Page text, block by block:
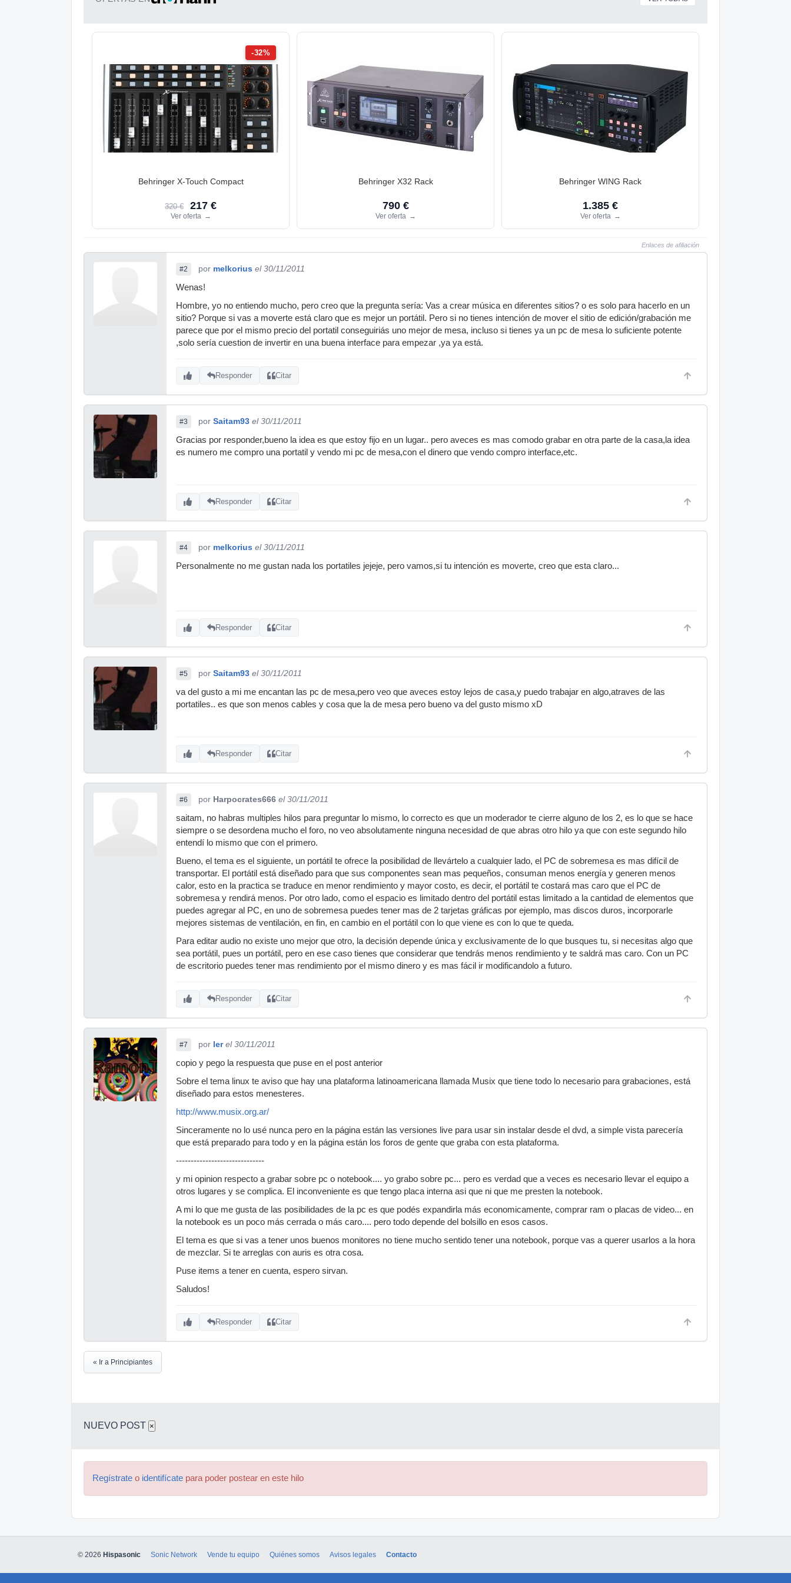
-32%
Behringer X-Touch Compact
320 € 217 €
Ver oferta →
Behringer X32 Rack
790 €
Ver oferta →
Behringer WING Rack
1.385 €
Ver oferta →
Enlaces de afiliación
#2 por melkorius el 30/11/2011
Wenas!
Hombre, yo no entiendo mucho, pero creo que la pregunta sería: Vas a crear música en diferentes sitios? o es solo para hacerlo en un
sitio? Porque si vas a moverte está claro que es mejor un portátil. Pero si no tienes intención de mover el sitio de edición/grabación me
parece que por el mismo precio del portatil conseguiriás uno mejor de mesa, incluso si tienes ya un pc de mesa lo suficiente potente
,solo sería cuestion de invertir en una buena interface para empezar ,ya ya está.
Responder Citar
#3 por Saitam93 el 30/11/2011
Gracias por responder,bueno la idea es que estoy fijo en un lugar.. pero aveces es mas comodo grabar en otra parte de la casa,la idea
es numero me compro una portatil y vendo mi pc de mesa,con el dinero que vendo compro interface,etc.
Responder Citar
#4 por melkorius el 30/11/2011
Personalmente no me gustan nada los portatiles jejeje, pero vamos,si tu intención es moverte, creo que esta claro...
Responder Citar
#5 por Saitam93 el 30/11/2011
va del gusto a mi me encantan las pc de mesa,pero veo que aveces estoy lejos de casa,y puedo trabajar en algo,atraves de las
portatiles.. es que son menos cables y cosa que la de mesa pero bueno va del gusto mismo xD
Responder Citar
#6 por Harpocrates666 el 30/11/2011
saitam, no habras multiples hilos para preguntar lo mismo, lo correcto es que un moderador te cierre alguno de los 2, es lo que se hace
siempre o se desordena mucho el foro, no veo absolutamente ninguna necesidad de que abras otro hilo ya que con este segundo hilo
entendí lo mismo que con el primero.
Bueno, el tema es el siguiente, un portátil te ofrece la posibilidad de llevártelo a cualquier lado, el PC de sobremesa es mas difícil de
transportar. El portátil está diseñado para que sus componentes sean mas pequeños, consuman menos energía y generen menos
calor, esto en la practica se traduce en menor rendimiento y mayor costo, es decir, el portátil te costará mas caro que el PC de
sobremesa y rendirá menos. Por otro lado, como el espacio es limitado dentro del portátil estas limitado a la cantidad de elementos que
puedes agregar al PC, en uno de sobremesa puedes tener mas de 2 tarjetas gráficas por ejemplo, mas discos duros, incorporarle
mejores sistemas de ventilación, en fin, en cambio en el portátil con lo que viene es con lo que te queda.
Para editar audio no existe uno mejor que otro, la decisión depende única y exclusivamente de lo que busques tu, si necesitas algo que
sea portátil, pues un portátil, pero en ese caso tienes que considerar que tendrás menos rendimiento y te saldrá mas caro. Con un PC
de escritorio puedes tener mas rendimiento por el mismo dinero y es mas fácil ir modificandolo a futuro.
Responder Citar
#7 por ler el 30/11/2011
copio y pego la respuesta que puse en el post anterior
Sobre el tema linux te aviso que hay una plataforma latinoamericana llamada Musix que tiene todo lo necesario para grabaciones, está
diseñado para estos menesteres.
http://www.musix.org.ar/
Sinceramente no lo usé nunca pero en la página están las versiones live para usar sin instalar desde el dvd, a simple vista parecería
que está preparado para todo y en la página están los foros de gente que graba con esta plataforma.
------------------------------
y mi opinion respecto a grabar sobre pc o notebook.... yo grabo sobre pc... pero es verdad que a veces es necesario llevar el equipo a
otros lugares y se complica. El inconveniente es que tengo placa interna asi que ni que me presten la notebook.
A mi lo que me gusta de las posibilidades de la pc es que podés expandirla más economicamente, comprar ram o placas de video... en
la notebook es un poco más cerrada o más caro.... pero todo depende del bolsillo en esos casos.
El tema es que si vas a tener unos buenos monitores no tiene mucho sentido tener una notebook, porque vas a querer usarlos a la hora
de mezclar. Si te arreglas con auris es otra cosa.
Puse items a tener en cuenta, espero sirvan.
Saludos!
Responder Citar
« Ir a Principiantes
NUEVO POST ×
Regístrate o identifícate para poder postear en este hilo
© 2026 Hispasonic Sonic Network Vende tu equipo Quiénes somos Avisos legales Contacto